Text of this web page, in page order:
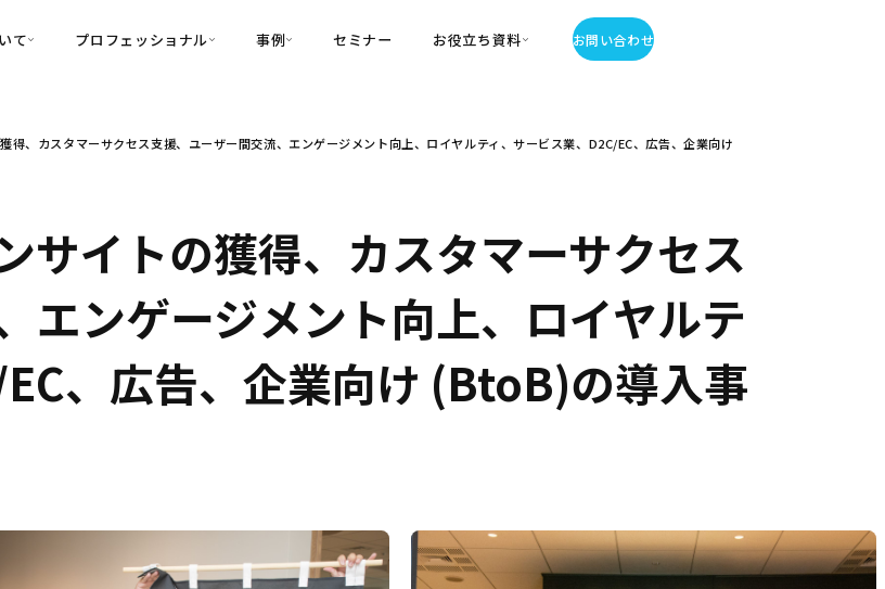
て
育成
点経営基盤
）
for Work
プロフェッショナル
・Customer-Led Growth
事例
導入事例
セミナー お役立ち資料
・お役立ち資料
お問い合わせ
得、カスタマーサクセス支援、ユーザー間交流、エンゲージメント向上、ロイヤルティ、サービス業、D2C/EC、広告、企業向け
サイトの獲得、カスタマーサクセス
エンゲージメント向上、ロイヤルテ
、広告、企業向け (BtoB)の導入事